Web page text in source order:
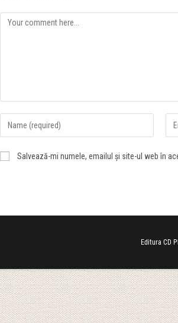
Salvează-mi numele, emailul și site-ul web în
Editura CD